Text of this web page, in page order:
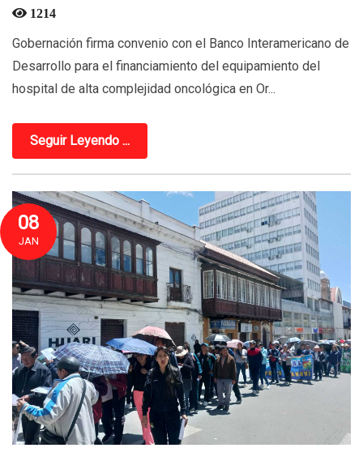
1214
Gobernación firma convenio con el Banco Interamericano de
Desarrollo para el financiamiento del equipamiento del
hospital de alta complejidad oncológica en Or...
Seguir Leyendo ...
08
JAN